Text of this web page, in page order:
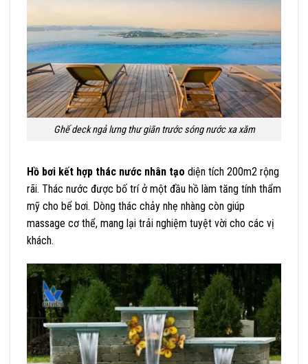
Ghế deck ngả lưng thư giãn trước sóng nước xa xăm
Hồ bơi kết hợp thác nước nhân tạo diện tích 200m2 rộng
rãi. Thác nước được bố trí ở một đầu hồ làm tăng tính thẩm
mỹ cho bể bơi. Dòng thác chảy nhẹ nhàng còn giúp
massage cơ thể, mang lại trải nghiệm tuyệt vời cho các vị
khách.